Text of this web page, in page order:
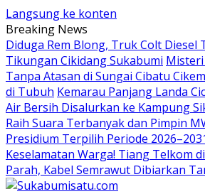
Langsung ke konten
Breaking News
Diduga Rem Blong, Truk Colt Diesel
Tikungan Cikidang Sukabumi
Tanpa Atasan di Sungai Cibatu
di Tubuh Kemarau Panjang Landa
Air Bersih Disalurkan ke Kampung
Raih Suara Terbanyak dan Pimpin
Presidium Terpilih Periode
Keselamatan Warga! Tiang Telkom
Parah, Kabel Semrawut Dibiarkan